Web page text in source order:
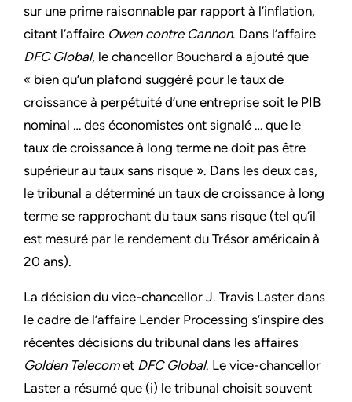
sur une prime raisonnable par rapport à l’inflation,
citant l’affaire Owen contre Cannon. Dans l’affaire
DFC Global, le chancellor Bouchard a ajouté que
« bien qu’un plafond suggéré pour le taux de
croissance à perpétuité d’une entreprise soit le PIB
nominal … des économistes ont signalé … que le
taux de croissance à long terme ne doit pas être
supérieur au taux sans risque ». Dans les deux cas,
le tribunal a déterminé un taux de croissance à long
terme se rapprochant du taux sans risque (tel qu’il
est mesuré par le rendement du Trésor américain à
20 ans).
La décision du vice-chancellor J. Travis Laster dans
le cadre de l’affaire Lender Processing s’inspire des
récentes décisions du tribunal dans les affaires
Golden Telecomet DFC Global. Le vice-chancellor
Laster a résumé que (i) le tribunal choisit souvent